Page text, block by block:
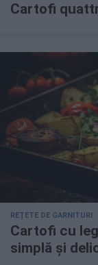
Cartofi
REȚETE DE GARNITURI
Cartofi cu
simplă și